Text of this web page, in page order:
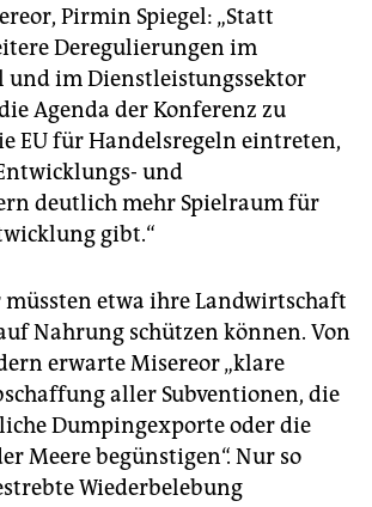
Pirmin Spiegel: „Statt
Deregulierungen im
im Dienstleistungssektor
Agenda der Konferenz zu
EU für Handelsregeln eintreten,
und
deutlich mehr Spielraum für
gibt.“
müssten etwa ihre Landwirtschaft
Nahrung schützen können. Von
erwarte Misereor „klare
aller Subventionen, die
Dumpingexporte oder die
Meere begünstigen“. Nur so
Wiederbelebung